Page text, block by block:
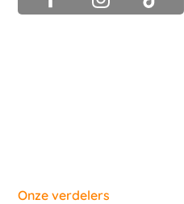
Onze verdelers